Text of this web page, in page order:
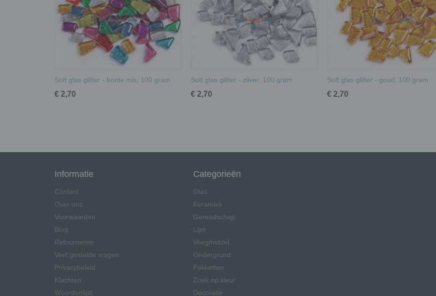
Soft glas glitter - bonte mix; 100 gram
€ 2,70
Soft glas glitter - zilver; 100 gram
€ 2,70
Soft glas glitter - goud; 100 gram
€ 2,70
Informatie
Contact
Over ons
Voorwaarden
Blog
Retourneren
Veel gestelde vragen
Privacybeleid
Klachten
Woordenlijst
Categorieën
Glas
Keramiek
Gereedschap
Lijm
Voegmiddel
Ondergrond
Pakketten
Zoek op kleur
Decoratie